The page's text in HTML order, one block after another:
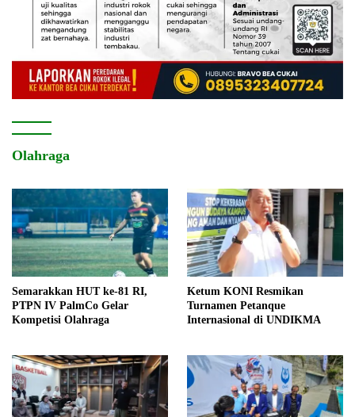
Olahraga
Semarakkan HUT ke-81 RI,
PTPN IV PalmCo Gelar
Kompetisi Olahraga
Ketum KONI Resmikan
Turnamen Petanque
Internasional di UNDIKMA